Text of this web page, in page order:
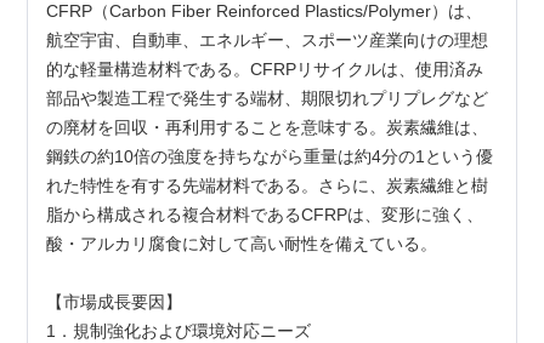
CFRP（Carbon Fiber Reinforced Plastics/Polymer）は、
航空宇宙、自動車、エネルギー、スポーツ産業向けの理想
的な軽量構造材料である。CFRPリサイクルは、使用済み
部品や製造工程で発生する端材、期限切れプリプレグなど
の廃材を回収・再利用することを意味する。炭素繊維は、
鋼鉄の約10倍の強度を持ちながら重量は約4分の1という優
れた特性を有する先端材料である。さらに、炭素繊維と樹
脂から構成される複合材料であるCFRPは、変形に強く、
酸・アルカリ腐食に対して高い耐性を備えている。
【市場成長要因】
1．規制強化および環境対応ニーズ